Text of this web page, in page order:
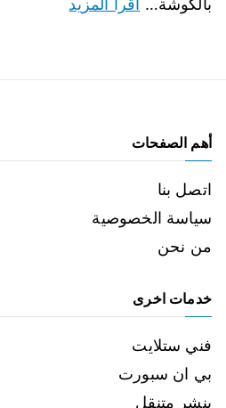
بالكوشة… اقرأ المزيد
أهم الصفحات
اتصل بنا
سياسة الخصوصية
من نحن
خدمات اخرى
فني ستلايت
بي ان سبورت
بنشر متنقل